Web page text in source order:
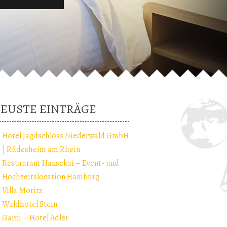
EINTRÄGE
Hotel Jagdschloss Niederwald GmbH
| Rüdesheim am Rhein
Restaurant Hansekai – Event- und
Hochzeitslocation Hamburg
Villa Moritz
Waldhotel Stein
Garni – Hotel Adler